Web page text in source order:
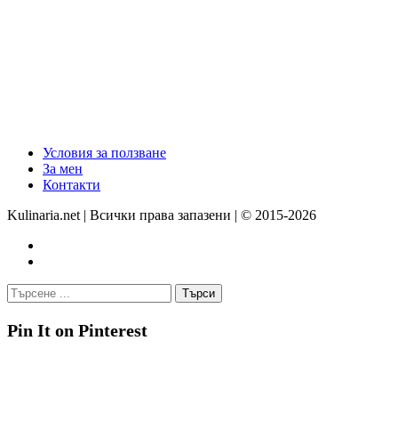
Условия за ползване
За мен
Контакти
Kulinaria.net | Всички права запазени | © 2015-2026
Pin It on Pinterest